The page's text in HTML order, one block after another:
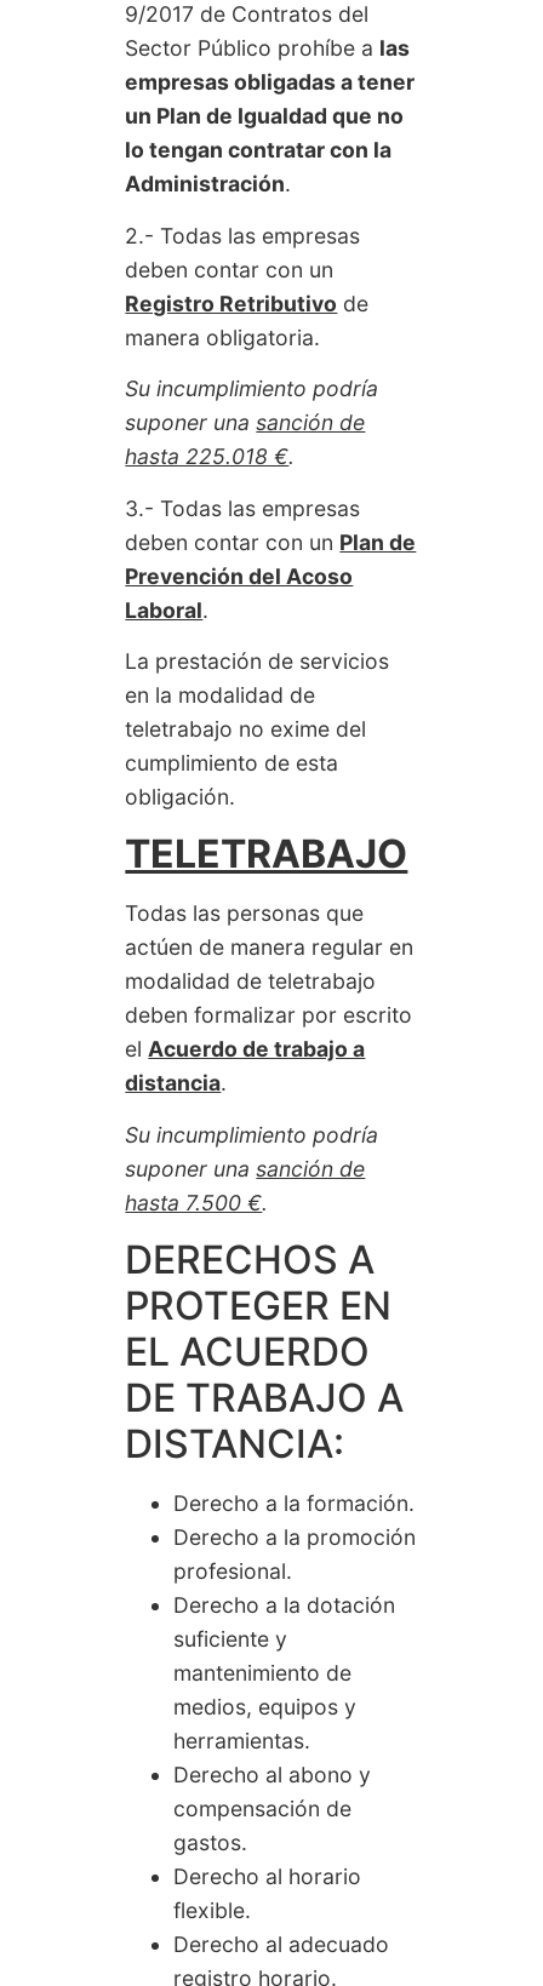
9/2017 de Contratos del
Sector Público prohíbe a las
empresas obligadas a tener
un Plan de Igualdad que no
lo tengan contratar con la
Administración.
2.- Todas las empresas
deben contar con un
Registro Retributivo de
manera obligatoria.
Su incumplimiento podría
suponer unasanción de
hasta 225.018 €.
3.- Todas las empresas
deben contar con un Plan de
Prevención del Acoso
Laboral.
La prestación de servicios
en la modalidad de
teletrabajo no exime del
cumplimiento de esta
obligación.
TELETRABAJO
Todas las personas que
actúen de manera regular en
modalidad de teletrabajo
deben formalizar por escrito
elAcuerdo de trabajo a
distancia.
Su incumplimiento podría
suponer unasanción de
hasta 7.500 €.
DERECHOS A
PROTEGER EN
EL ACUERDO
DE TRABAJO A
DISTANCIA:
Derecho a la formación.
Derecho a la promoción
profesional.
Derecho a la dotación
suficiente y
mantenimiento de
medios, equipos y
herramientas.
Derecho al abono y
compensación de
gastos.
Derecho al horario
flexible.
Derecho al adecuado
registro horario.